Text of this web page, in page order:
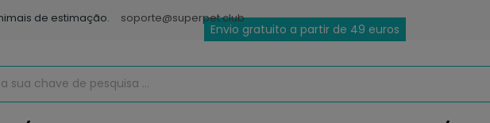
de estimação. soporte@superpet.club
Envio gratuito a partir de 49 euros